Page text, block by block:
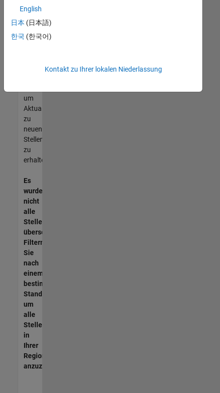
Ihren
entsprechen,
werden
unseres
um
Aktualisierungen
zu
neuen
Stellenangeboten
zu
erhalten.
Es
wurden
nicht
alle
Stellen
übersetzt.
Filtern
Sie
nach
einem
bestimmten
Standort,
um
alle
Stellenangebote
in
Ihrer
Region
anzuzeigen.
English
日本 (日本語)
한국 (한국어)
Kontakt zu Ihrer lokalen Niederlassung